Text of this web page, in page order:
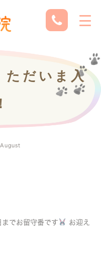
ただいま入
August
までお留守番です
お迎え